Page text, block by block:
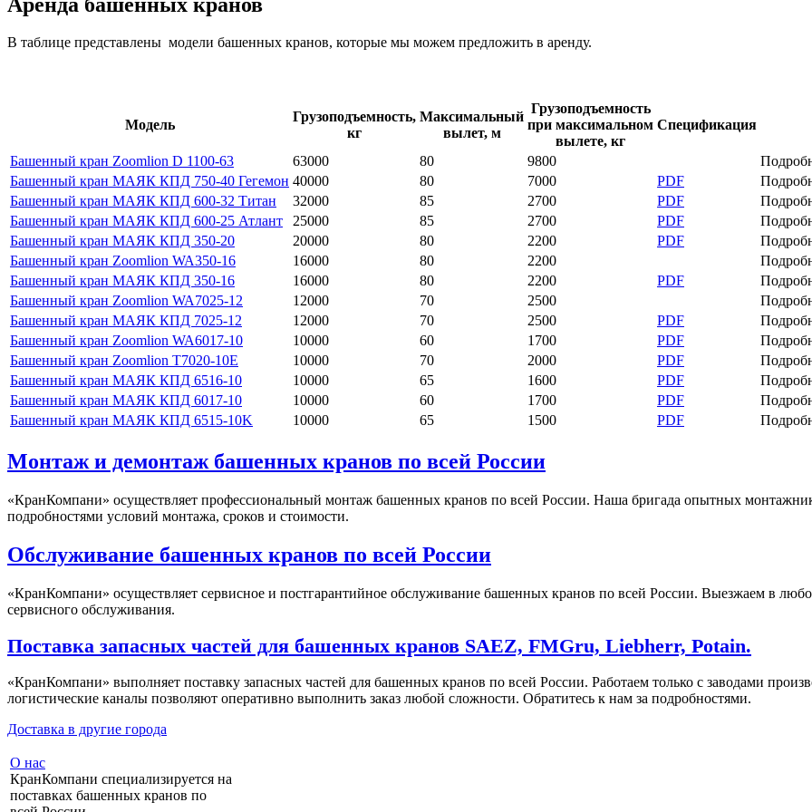
В таблице представлены модели башенных кранов, которые мы можем предложить в аренду.
Модель
Грузоподъемность,
кг
Максимальный
вылет, м
Грузоподъемность
при максимальном
вылете, кг
Спецификация
Башенный кран Zoomlion D 1100-63 63000 80 9800
Башенный кран МАЯК КПД 750-40 Гегемон 40000 80 7000 PDF
Башенный кран МАЯК КПД 600-32 Титан
32000 85 2700 PDF
Башенный кран МАЯК КПД 600-25 Атлант
25000 85 2700 PDF
Башенный кран МАЯК КПД 350-20
20000 80 2200 PDF
Башенный кран Zoomlion WA350-16
16000 80 2200
Башенный кран МАЯК КПД 350-16
16000 80 2200 PDF
Башенный кран Zoomlion WA7025-12
12000 70 2500
Башенный кран МАЯК КПД 7025-12
12000 70 2500 PDF
Башенный кран Zoomlion WA6017-10
10000 60 1700 PDF
Башенный кран Zoomlion T7020-10E
10000 70 2000 PDF
Башенный кран МАЯК КПД 6516-10
10000 65 1600 PDF
Башенный кран МАЯК КПД 6017-10
10000 60 1700 PDF
Башенный кран МАЯК КПД 6515-10K
10000 65 1500 PDF
Монтаж и демонтаж башенных кранов по всей России
«КранКомпани» осуществляет профессиональный монтаж башенных кранов по всей России. Наша бригада опытных
подробностями условий монтажа, сроков и стоимости.
Обслуживание башенных кранов по всей России
«КранКомпани» осуществляет сервисное и постгарантийное обслуживание башенных кранов по всей России. Выезжаем в
сервисного обслуживания.
Поставка запасных частей для башенных кранов SAEZ, FMGru, Liebherr, Potain.
«КранКомпани» выполняет поставку запасных частей для башенных кранов по всей России. Работаем только с заводами
логистические каналы позволяют оперативно выполнить заказ любой сложности. Обратитесь к нам за подробностями.
Доставка в другие города
О нас
КранКомпани специализируется на
поставках башенных кранов по